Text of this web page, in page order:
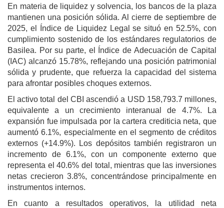
En materia de liquidez y solvencia, los bancos de la plaza
mantienen una posición sólida. Al cierre de septiembre de
2025, el Índice de Liquidez Legal se situó en 52.5%, con
cumplimiento sostenido de los estándares regulatorios de
Basilea. Por su parte, el Índice de Adecuación de Capital
(IAC) alcanzó 15.78%, reflejando una posición patrimonial
sólida y prudente, que refuerza la capacidad del sistema
para afrontar posibles choques externos.
El activo total del CBI ascendió a USD 158,793.7 millones,
equivalente a un crecimiento interanual de 4.7%. La
expansión fue impulsada por la cartera crediticia neta, que
aumentó 6.1%, especialmente en el segmento de créditos
externos (+14.9%). Los depósitos también registraron un
incremento de 6.1%, con un componente externo que
representa el 40.6% del total, mientras que las inversiones
netas crecieron 3.8%, concentrándose principalmente en
instrumentos internos.
En cuanto a resultados operativos, la utilidad neta